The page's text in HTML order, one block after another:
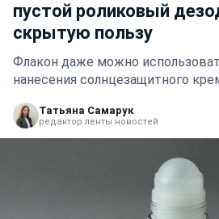
пустой роликовый
скрытую пользу
Флакон даже можно
нанесения солнцезащитного
Татьяна Самарук
редактор ленты новостей